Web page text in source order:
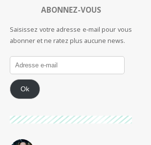
ABONNEZ-VOUS
Saisissez votre adresse e-mail pour vous
abonner et ne ratez plus aucune news.
Ok